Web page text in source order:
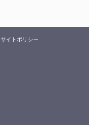
サイトポリシー